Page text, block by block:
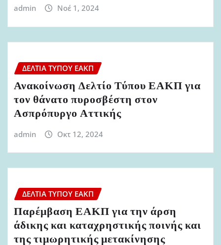
admin Νοέ 1, 2024
ΔΕΛΤΊΑ ΤΎΠΟΥ ΕΑΚΠ
Ανακοίνωση Δελτίο Τύπου ΕΑΚΠ για
τον θάνατο πυροσβέστη στον
Ασπρόπυργο Αττικής
admin Οκτ 12, 2024
ΔΕΛΤΊΑ ΤΎΠΟΥ ΕΑΚΠ
Παρέμβαση ΕΑΚΠ για την άρση
άδικης και καταχρηστικής ποινής και
της τιμωρητικής μετακίνησης